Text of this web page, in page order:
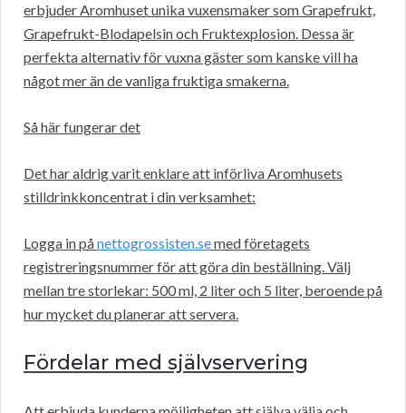
erbjuder Aromhuset unika vuxensmaker som Grapefrukt,
Grapefrukt-Blodapelsin och Fruktexplosion. Dessa är
perfekta alternativ för vuxna gäster som kanske vill ha
något mer än de vanliga fruktiga smakerna.
Så här fungerar det
Det har aldrig varit enklare att införliva Aromhusets
stilldrinkkoncentrat i din verksamhet:
Logga in pånettogrossisten.semed företagets
registreringsnummer för att göra din beställning. Välj
mellan tre storlekar: 500 ml, 2 liter och 5 liter, beroende på
hur mycket du planerar att servera.
Fördelar med självservering